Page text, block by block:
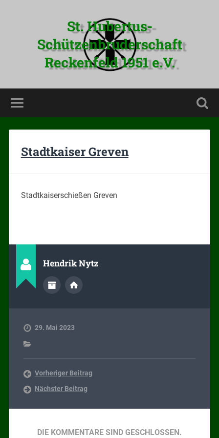
St. Hubertus-
Schützenbruderschaft
Reckenfeld 1951 e.V.
Stadtkaiser Greven
Stadtkaiserschießen Greven
Hendrik Nytz
29. Mai 2023
Vorheriger Beitrag
Nächster Beitrag
DIE KOMMENTARE SIND GESCHLOSSEN.